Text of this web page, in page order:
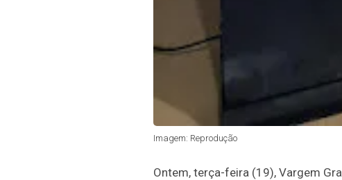
Imagem: Reprodução
Ontem, terça-feira (19), Vargem